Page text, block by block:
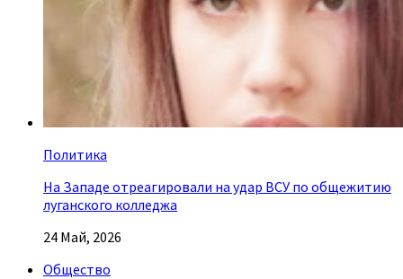
Политика
На Западе отреагировали на удар ВСУ по общежитию
луганского колледжа
24 Май, 2026
Общество